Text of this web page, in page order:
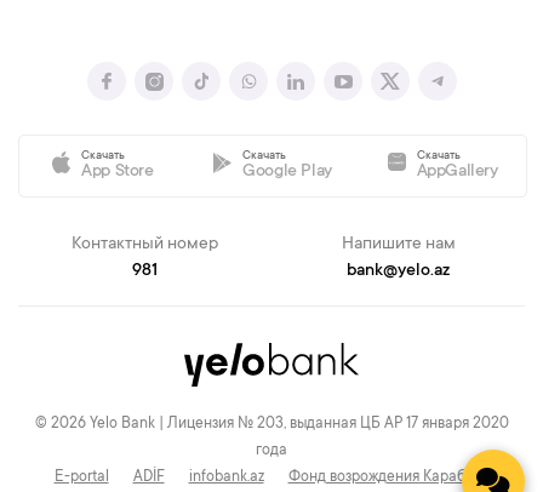
Скачать
App Store
Скачать
Google Play
Скачать
AppGallery
Контактный номер
981
Напишите нам
bank@yelo.az
© 2026 Yelo Bank | Лицензия № 203, выданная ЦБ АР 17 января 2020
года
E-portal
ADİF infobank.az Фонд возрождения Карабаха